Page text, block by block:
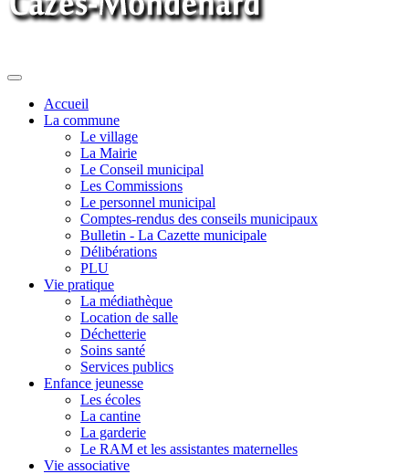
Toggle
navigationAccueil
La commune
Le village
La Mairie
Le Conseil municipal
Les Commissions
Le personnel municipal
Comptes-rendus des conseils municipaux
Bulletin - La Cazette municipale
Délibérations
PLU
Vie pratique
La médiathèque
Location de salle
Déchetterie
Soins santé
Services publics
Enfance jeunesse
Les écoles
La cantine
La garderie
Le RAM et les assistantes maternelles
Vie associative